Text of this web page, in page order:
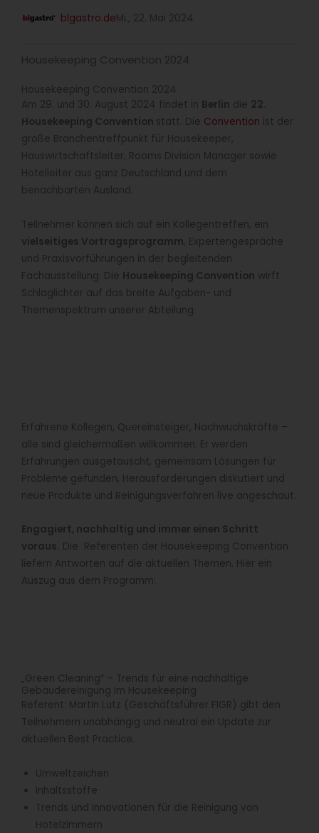
blgastro.deMi., 22. Mai 2024
Housekeeping Convention 2024
Housekeeping Convention 2024
Am 29. und 30. August 2024 findet in Berlin die 22.
Housekeeping Convention statt. Die Convention ist der
große Branchentreffpunkt für Housekeeper,
Hauswirtschaftsleiter, Rooms Division Manager sowie
Hotelleiter aus ganz Deutschland und dem
benachbarten Ausland.
Teilnehmer können sich auf ein Kollegentreffen, ein
vielseitiges Vortragsprogramm, Expertengespräche
und Praxisvorführungen in der begleitenden
Fachausstellung. Die Housekeeping Convention wirft
Schlaglichter auf das breite Aufgaben- und
Themenspektrum unserer Abteilung.
Erfahrene Kollegen, Quereinsteiger, Nachwuchskräfte –
alle sind gleichermaßen willkommen. Er werden
Erfahrungen ausgetauscht, gemeinsam Lösungen für
Probleme gefunden, Herausforderungen diskutiert und
neue Produkte und Reinigungsverfahren live angeschaut.
Engagiert, nachhaltig und immer einen Schritt
voraus. Die Referenten der Housekeeping Convention
liefern Antworten auf die aktuellen Themen. Hier ein
Auszug aus dem Programm:
„Green Cleaning“ – Trends für eine nachhaltige
Gebäudereinigung im Housekeeping
Referent: Martin Lutz (Geschäftsführer FIGR) gibt den
Teilnehmern unabhängig und neutral ein Update zur
aktuellen Best Practice.
Umweltzeichen
Inhaltsstoffe
Trends und Innovationen für die Reinigung von
Hotelzimmern